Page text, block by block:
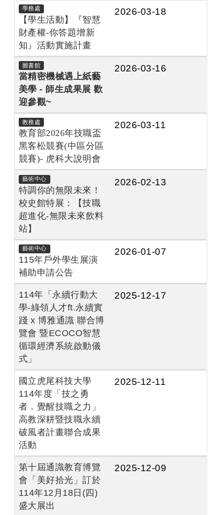
學務處
【學生活動】『智慧
財產權-你答題增新
知』活動實施計畫
2026-03-18
圖書館
當精密機械遇上紙藝
美學 - 師生成果展 歡
迎參觀~
2026-03-16
教務處
教育部2026年技職盃
黑客松競賽(中區分區
競賽)- 虎科大說明會
2026-03-11
藝術中心
特調你的無限未來！
校史館特展：【技職
超進化-無限未來飲料
站】
2026-02-13
藝術中心
115年戶外學生展演
補助申請公告
2026-01-07
114年「永續行動大
學-綠領人才ft.永續實
踐 x 博雅通識 聯合博
覽會 暨ECOCO智慧
循環經濟系統啟動儀
式」
2025-12-17
國立虎尾科技大學
114年度「技之勇
者．覺醒技職之力」
高教深耕暨技職永續
破風者計畫聯合成果
活動
2025-12-11
第十屆通識教育博覽
會「美好拾光」訂於
114年12月18日(四)
盛大展出
2025-12-09